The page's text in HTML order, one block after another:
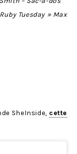
Tuesday » Max
SheInside, cette